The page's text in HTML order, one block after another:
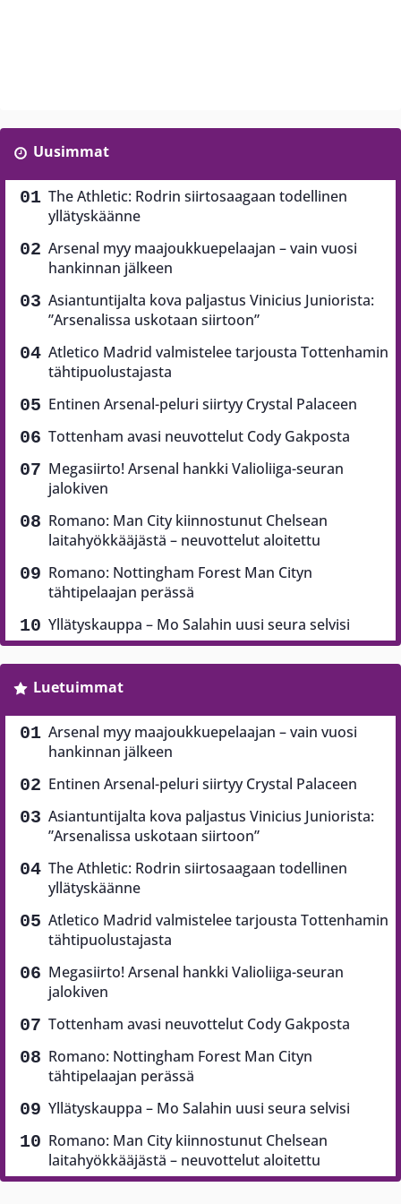
Uusimmat
The Athletic: Rodrin siirtosaagaan todellinen
yllätyskäänne
Arsenal myy maajoukkuepelaajan – vain vuosi
hankinnan jälkeen
Asiantuntijalta kova paljastus Vinicius Juniorista:
”Arsenalissa uskotaan siirtoon”
Atletico Madrid valmistelee tarjousta Tottenhamin
tähtipuolustajasta
Entinen Arsenal-peluri siirtyy Crystal Palaceen
Tottenham avasi neuvottelut Cody Gakposta
Megasiirto! Arsenal hankki Valioliiga-seuran
jalokiven
Romano: Man City kiinnostunut Chelsean
laitahyökkääjästä – neuvottelut aloitettu
Romano: Nottingham Forest Man Cityn
tähtipelaajan perässä
Yllätyskauppa – Mo Salahin uusi seura selvisi
Luetuimmat
Arsenal myy maajoukkuepelaajan – vain vuosi
hankinnan jälkeen
Entinen Arsenal-peluri siirtyy Crystal Palaceen
Asiantuntijalta kova paljastus Vinicius Juniorista:
”Arsenalissa uskotaan siirtoon”
The Athletic: Rodrin siirtosaagaan todellinen
yllätyskäänne
Atletico Madrid valmistelee tarjousta Tottenhamin
tähtipuolustajasta
Megasiirto! Arsenal hankki Valioliiga-seuran
jalokiven
Tottenham avasi neuvottelut Cody Gakposta
Romano: Nottingham Forest Man Cityn
tähtipelaajan perässä
Yllätyskauppa – Mo Salahin uusi seura selvisi
Romano: Man City kiinnostunut Chelsean
laitahyökkääjästä – neuvottelut aloitettu